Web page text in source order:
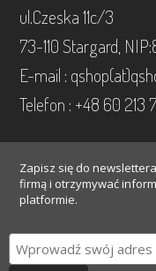
ul.Czeska 11c/3
73-110 Stargard,
E-mail :
Telefon : +48 60 213
Zapisz się do
firmą i otrzymywać
platformie.